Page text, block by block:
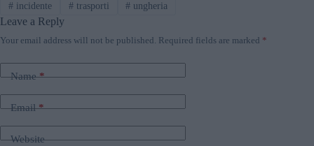
#incidente #trasporti # ungheria
Leave a Reply
Your email address will not be published. Required fields are marked *
Name*
Email*
Website